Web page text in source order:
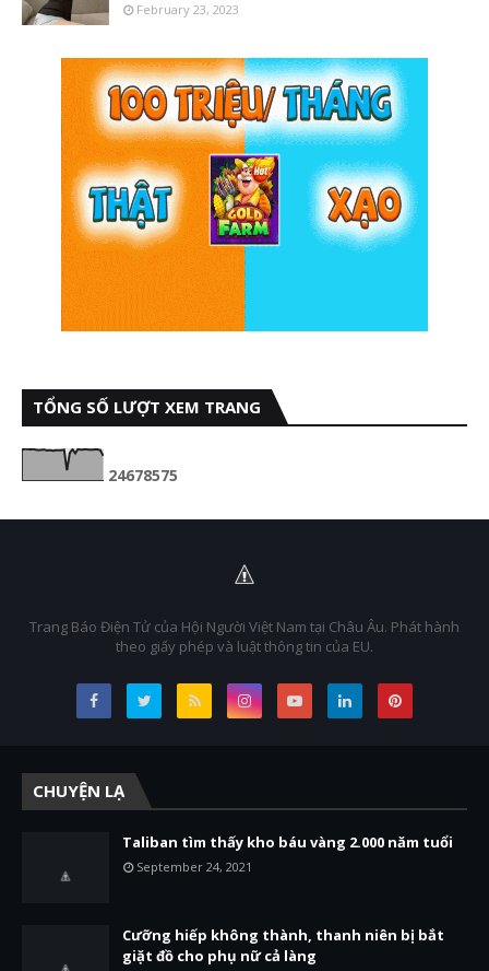
February 23, 2023
TỔNG SỐ LƯỢT XEM TRANG
24678575
Trang Báo Điện Tử của Hội Người Việt Nam tại Châu Âu. Phát hành
theo giấy phép và luật thông tin của EU.
CHUYỆN LẠ
Taliban tìm thấy kho báu vàng 2.000 năm tuổi
September 24, 2021
Cưỡng hiếp không thành, thanh niên bị bắt
giặt đồ cho phụ nữ cả làng